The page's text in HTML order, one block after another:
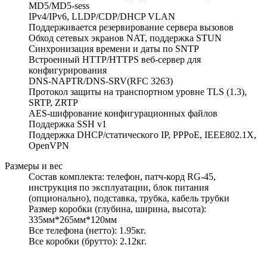
MD5/MD5-sess
IPv4/IPv6, LLDP/CDP/DHCP VLAN
Поддерживается резервирование сервера вызовов
Обход сетевых экранов NAT, поддержка STUN
Синхронизация времени и даты по SNTP
Встроенный HTTP/HTTPS веб-сервер для
конфигурирования
DNS-NAPTR/DNS-SRV(RFC 3263)
Протокол защиты на транспортном уровне TLS (1.3),
SRTP, ZRTP
AES-шифрование конфигурационных файлов
Поддержка SSH v1
Поддержка DHCP/статического IP, PPPoE, IEEE802.1X,
OpenVPN
Размеры и вес
Состав комплекта: телефон, патч-корд RG-45,
инструкция по эксплуатации, блок питания
(опционально), подставка, трубка, кабель трубки
Размер коробки (глубина, ширина, высота):
335мм*265мм*120мм
Все телефона (нетто): 1.95кг.
Все коробки (брутто): 2.12кг.